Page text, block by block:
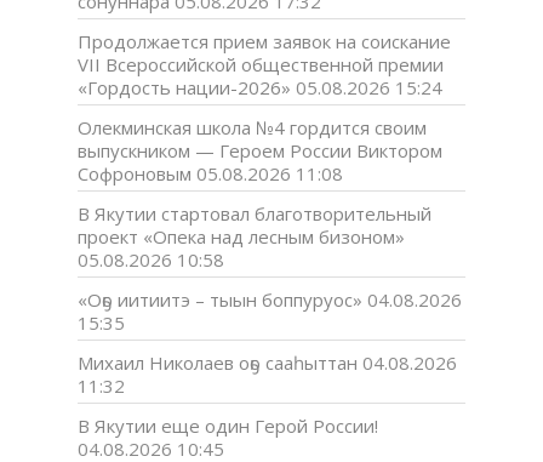
Продолжается прием заявок на соискание
VII Всероссийской общественной премии
«Гордость нации-2026» 05.08.2026 15:24
Олекминская школа №4 гордится своим
выпускником — Героем России Виктором
Софроновым 05.08.2026 11:08
В Якутии стартовал благотворительный
проект «Опека над лесным бизоном»
05.08.2026 10:58
«Оҕо иитиитэ – тыын боппуруос» 04.08.2026
15:35
Михаил Николаев оҕо сааһыттан 04.08.2026
11:32
В Якутии еще один Герой России!
04.08.2026 10:45